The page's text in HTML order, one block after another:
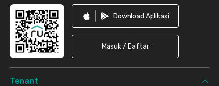
Download Aplikasi
Masuk / Daftar
Tenant